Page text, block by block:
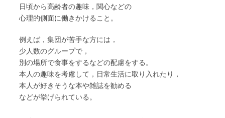
日頃から高齢者の趣味，関心などの
心理的側面に働きかけること。
例えば，集団が苦手な方には，
少人数のグループで，
別の場所で食事をするなどの配慮をする。
本人の趣味を考慮して，日常生活に取り入れたり，
本人が好きそうな本や雑誌を勧める
などが挙げられている。